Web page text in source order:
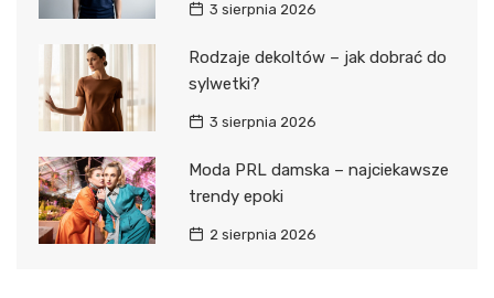
3 sierpnia 2026
Rodzaje dekoltów – jak dobrać do
sylwetki?
3 sierpnia 2026
Moda PRL damska – najciekawsze
trendy epoki
2 sierpnia 2026